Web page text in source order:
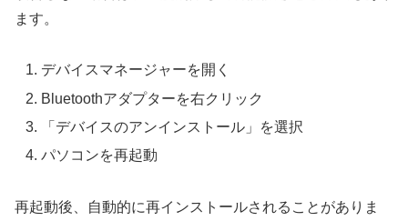
ます。
デバイスマネージャーを開く
Bluetoothアダプターを右クリック
「デバイスのアンインストール」を選択
パソコンを再起動
再起動後、自動的に再インストールされることがありま